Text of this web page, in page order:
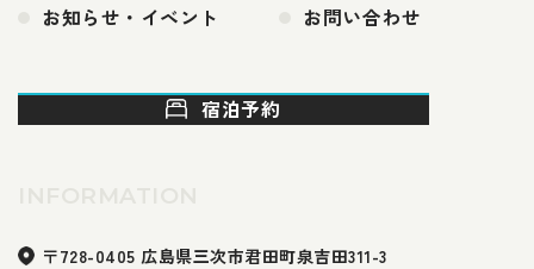
お知らせ・イベント
お問い合わせ
宿泊予約
〒728-0405 広島県三次市君田町泉吉田311-3